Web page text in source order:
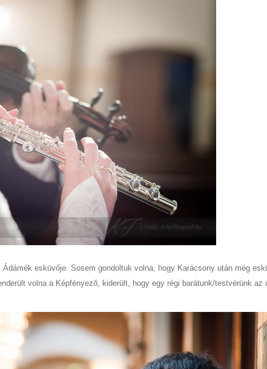
esküvője. Sosem gondoltuk volna, hogy Karácsony után még
volna a Képfényező, kiderült, hogy egy régi barátunk/testvérünk az